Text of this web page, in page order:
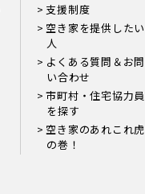
支援制度
空き家を提供したい
人
よくある質問＆お問
い合わせ
市町村・住宅協力員
を探す
空き家のあれこれ虎
の巻！